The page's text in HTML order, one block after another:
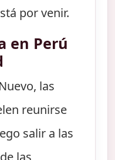
por venir.
en Perú
las
reunirse
salir a las
las